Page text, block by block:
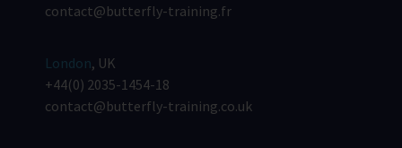
contact@butterfly-training.fr
London, UK
+44(0) 2035-1454-18
contact@butterfly-training.co.uk